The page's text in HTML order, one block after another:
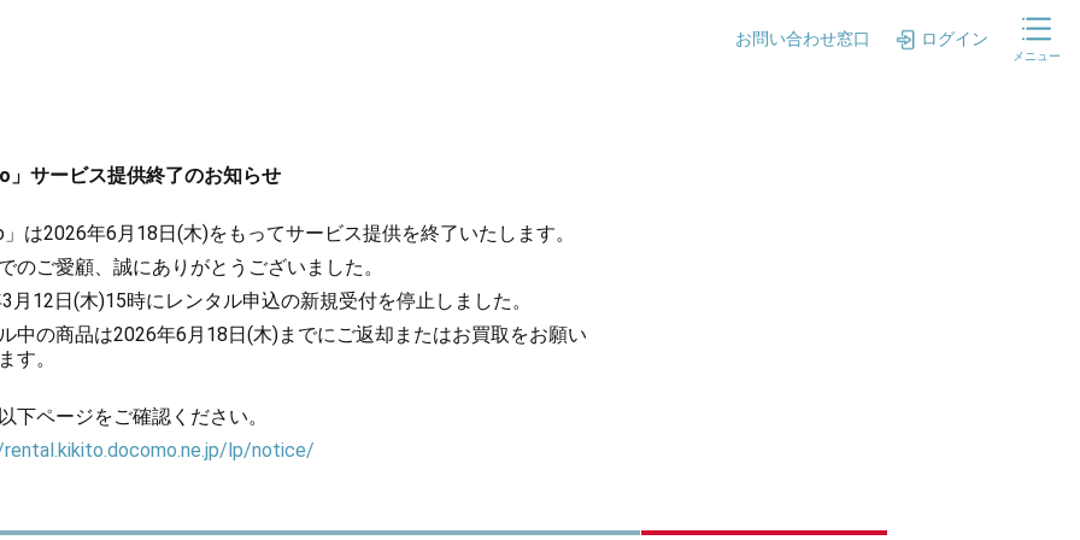
お問い合わせ窓口 ログイン
メニュー
サービス提供終了のお知らせ
は2026年6月18日(木)をもってサービス提供を終了いたします。
のご愛顧、誠にありがとうございました。
月12日(木)15時にレンタル申込の新規受付を停止しました。
中の商品は2026年6月18日(木)までにご返却またはお買取をお願い
す。
下ページをご確認ください。
lp/notice/